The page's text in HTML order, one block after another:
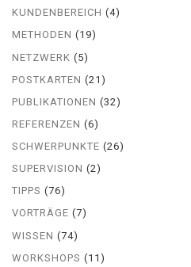
KUNDENBEREICH (4)
METHODEN (19)
NETZWERK (5)
POSTKARTEN (21)
PUBLIKATIONEN (32)
REFERENZEN (6)
SCHWERPUNKTE (26)
SUPERVISION (2)
TIPPS (76)
VORTRÄGE (7)
WISSEN (74)
WORKSHOPS (11)